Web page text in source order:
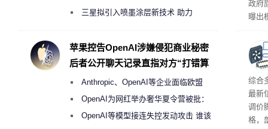
政府
曝出
综合
最新
调价
格，
偷偷共享带宽的违规行为
三星拟引入喷墨涂层新技术 助力
度
苹果控告OpenAI涉嫌侵犯商业秘密
后者公开聊天记录直指对方“打错算
Anthropic、OpenAI等企业面临欧盟
《人工智能法案》全新执法权限审查
OpenAI为网红举办奢华夏令营被批：
2000美元一晚 遭讽“反乌托邦”
OpenAI等模型接连失控发动攻击 谁该